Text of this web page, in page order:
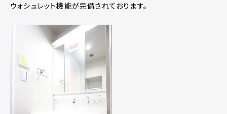
ウォシュレット機能が完備されております。